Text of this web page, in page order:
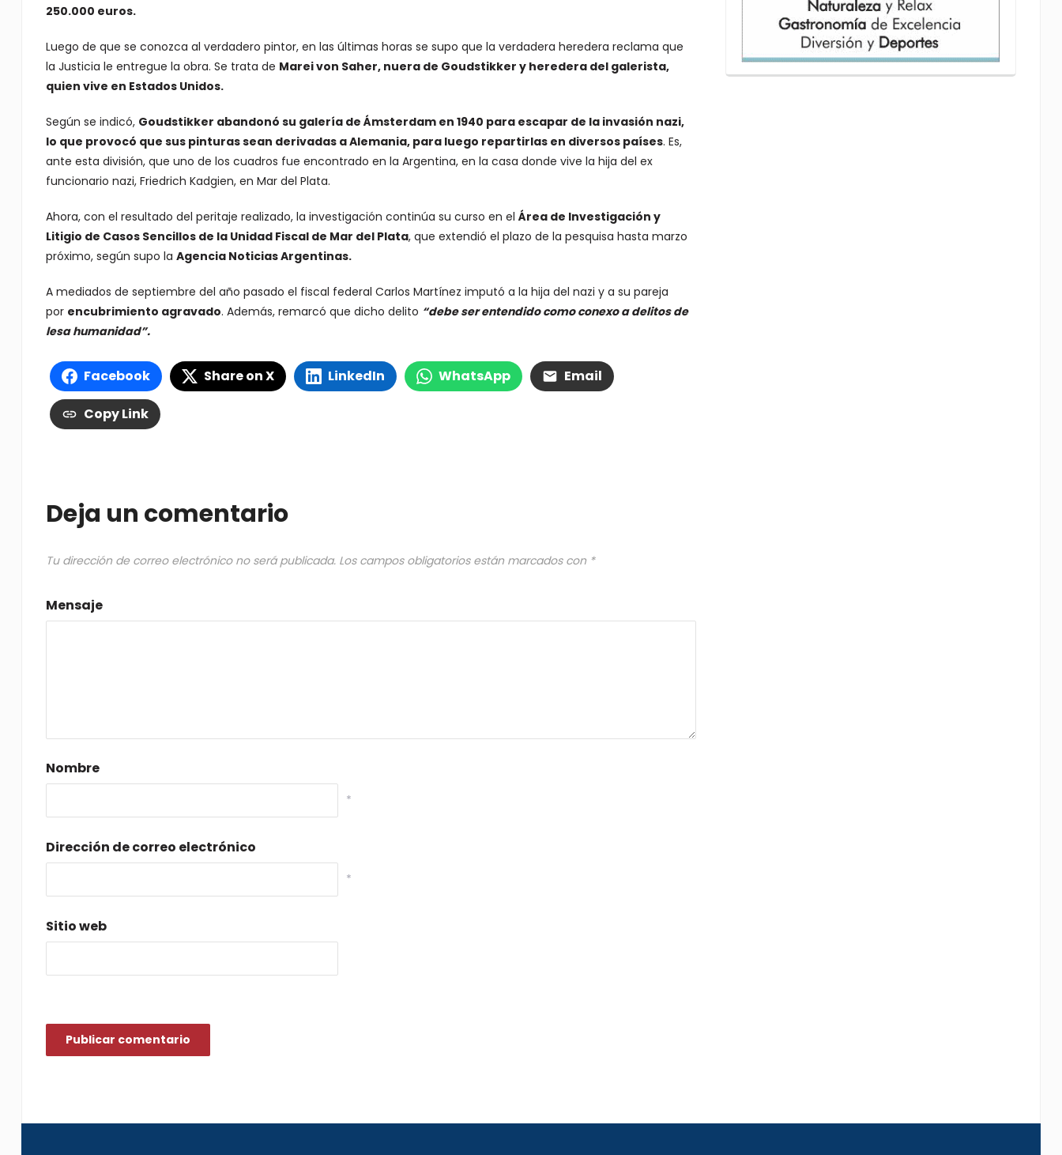
250.000 euros.
Luego de que se conozca al verdadero pintor, en las últimas horas se supo que la verdadera heredera reclama que
la Justicia le entregue la obra. Se trata de Marei von Saher, nuera de Goudstikker y heredera del galerista,
quien vive en Estados Unidos.
Según se indicó, Goudstikker abandonó su galería de Ámsterdam en 1940 para escapar de la invasión nazi,
lo que provocó que sus pinturas sean derivadas a Alemania, para luego repartirlas en diversos países. Es,
ante esta división, que uno de los cuadros fue encontrado en la Argentina, en la casa donde vive la hija del ex
funcionario nazi, Friedrich Kadgien, en Mar del Plata.
Ahora, con el resultado del peritaje realizado, la investigación continúa su curso en el Área de Investigación y
Litigio de Casos Sencillos de la Unidad Fiscal de Mar del Plata, que extendió el plazo de la pesquisa hasta marzo
próximo, según supo la Agencia Noticias Argentinas.
A mediados de septiembre del año pasado el fiscal federal Carlos Martínez imputó a la hija del nazi y a su pareja
por encubrimiento agravado. Además, remarcó que dicho delito “debe ser entendido como conexo a delitos de
lesa humanidad”.
Facebook Share on X LinkedIn WhatsApp Email
Copy Link
Deja un comentario
Tu dirección de correo electrónico no será publicada. Los campos obligatorios están marcados con *
Mensaje
Nombre
*
Dirección de correo electrónico
*
Sitio web